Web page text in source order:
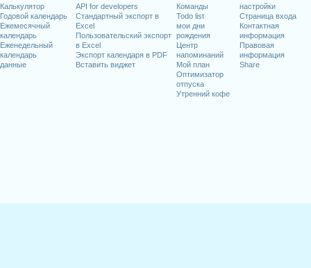
Калькулятор
Годовой календарь
Ежемесячный
календарь
Еженедельный
календарь
данные
API for developers
Стандартный экспорт в
Excel
Пользовательский экспорт
в Excel
Экспорт календаря в PDF
Вставить виджет
Команды
Todo list
мои дни
рождения
Центр
напоминаний
Мой план
Оптимизатор
отпуска
Утренний кофе
настройки
Страница входа
Контактная
информация
Правовая
информация
Share
2022
январь, 2022
2022
2022